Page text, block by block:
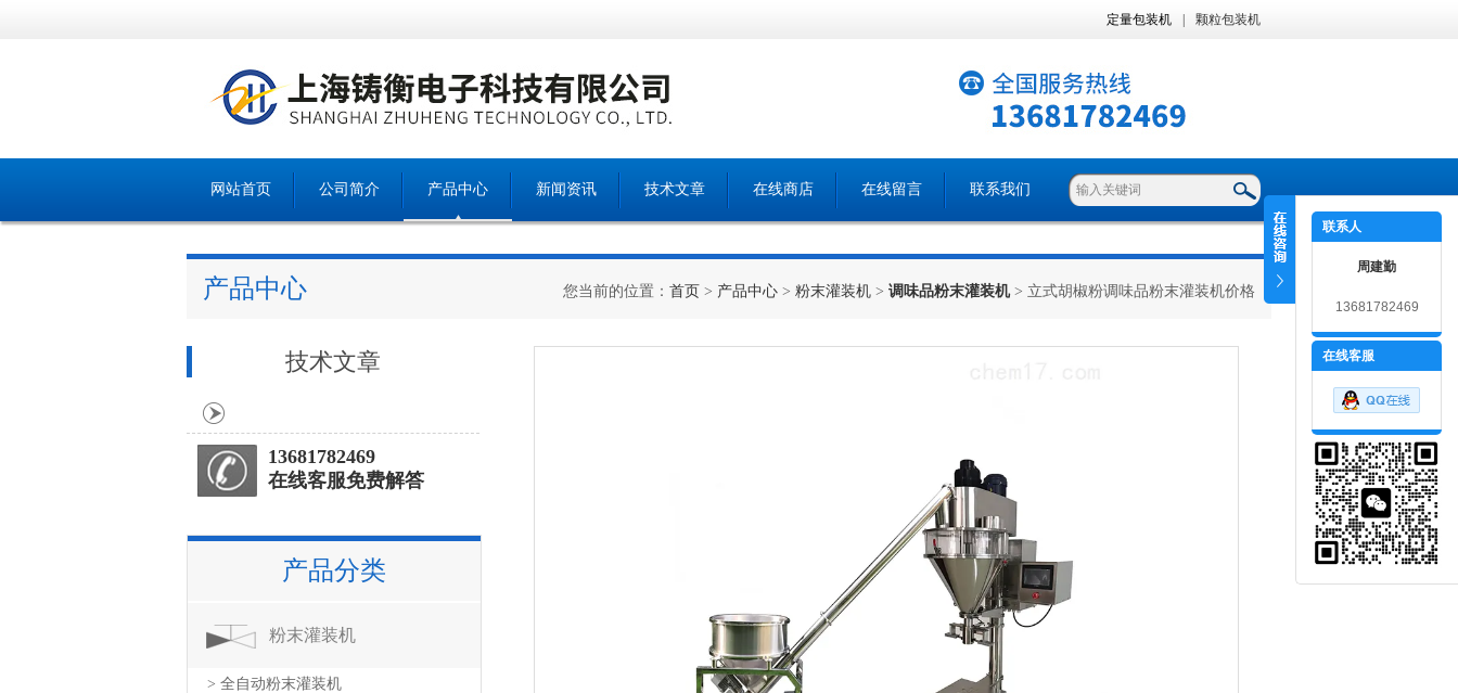
定量包装机 颗粒包装机
网站首页 公司简介 产品中心 新闻资讯 技术文章 在线商店 在线留言 联系我们
产品中心 您当前的位置： 首页 > 产品中心 > 粉末灌装机 > 调味品粉末灌装机> 立式胡椒粉调味品粉末灌装机价格
技术文章
13681782469
在线客服免费解答
产品分类
粉末灌装机
> 全自动粉末灌装机
联系人
周建勤
13681782469
在线客服